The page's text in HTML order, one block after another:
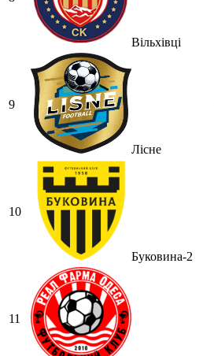
Вільхівці
9
Лісне
10
Буковина-2
11